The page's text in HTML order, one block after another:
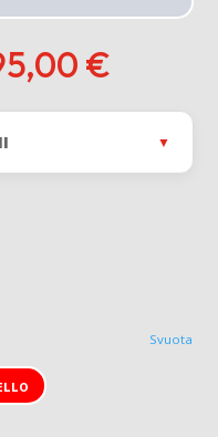
€Fascia
di
90,00
▼
Svuota